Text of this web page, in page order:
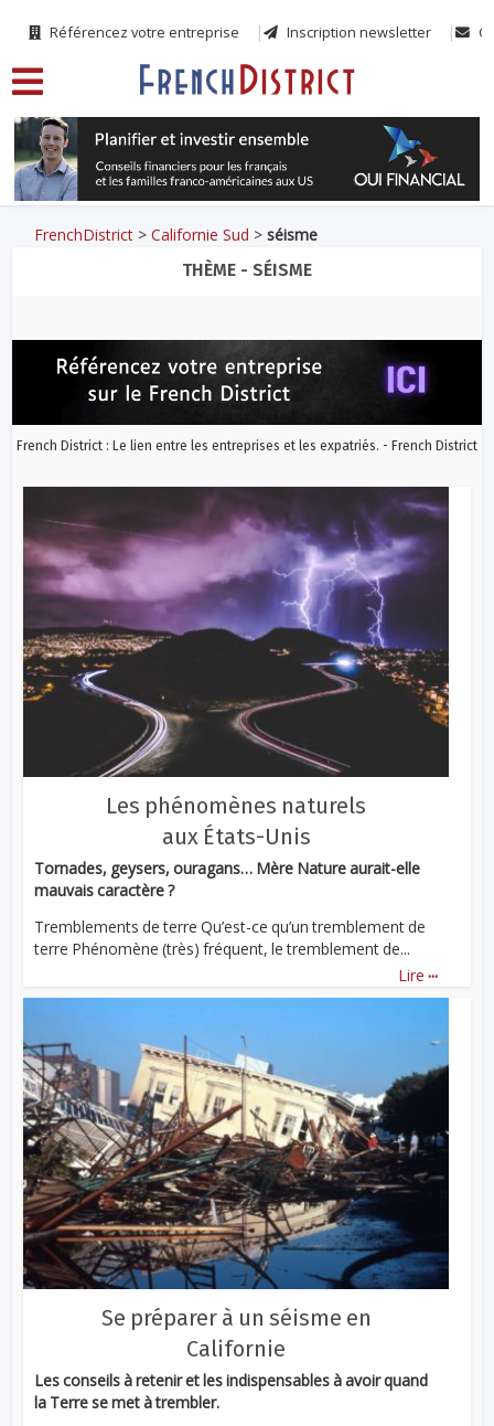
Référencez votre entreprise Inscription newsletter
FrenchDistrict >Californie Sud >séisme
THÈME - SÉISME
French District : Le lien entre les entreprises et les expatriés. - French District
Les phénomènes naturels
aux États-Unis
Tornades, geysers, ouragans… Mère Nature aurait-elle
mauvais caractère ?
Tremblements de terre Qu’est-ce qu’un tremblement de
terre Phénomène (très) fréquent, le tremblement de...
Lire ...
Se préparer à un séisme en
Californie
Les conseils à retenir et les indispensables à avoir quand
la Terre se met à trembler.